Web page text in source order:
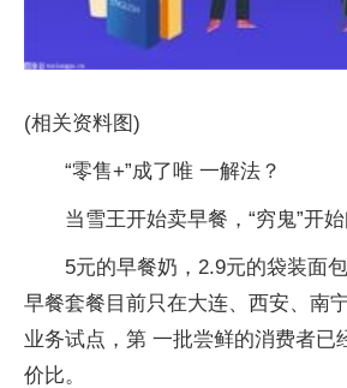
(相关资料图)
“零售+”成了唯 一解法？
当雪王开始卖早餐，“穷鬼”开始
5元的早餐奶，2.9元的袋装面
早餐套餐目前只在大连、西安、南
业务试点，第 一批尝鲜的消费者已
价比。